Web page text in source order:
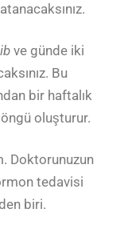
ve günde iki
Bu
bir haftalık
oluşturur.
Doktorunuzun
tedavisi
biri.